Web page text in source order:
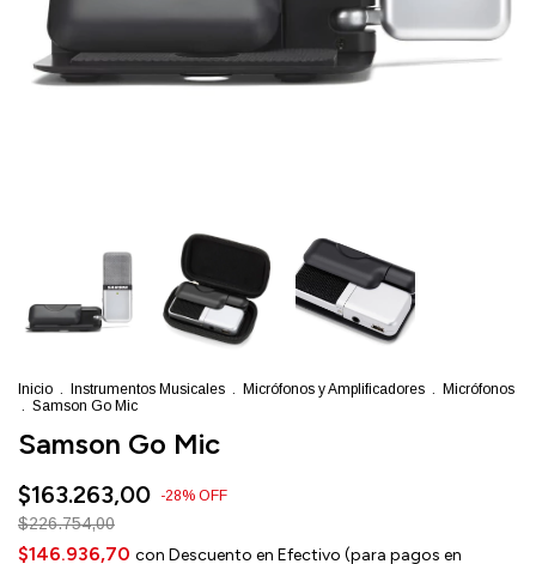
Inicio Instrumentos Musicales Micrófonos y Amplificadores
Micrófonos
Samson Go Mic
Samson Go Mic
$163.263,00 -28% OFF
$226.754,00
$146.936,70 con Descuento en Efectivo (para pagos en